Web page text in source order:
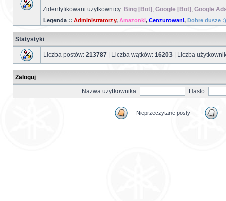
Zidentyfikowani użytkownicy: Bing [Bot] , Google [Bot] , Google
Legenda :: Administratorzy, Amazonki, Cenzurowani, Dobre dusze :)
Statystyki
Liczba postów: 213787 | Liczba wątków: 16203 | Liczba
Zaloguj
Nazwa użytkownika:
Hasło:
Nieprzeczytane posty